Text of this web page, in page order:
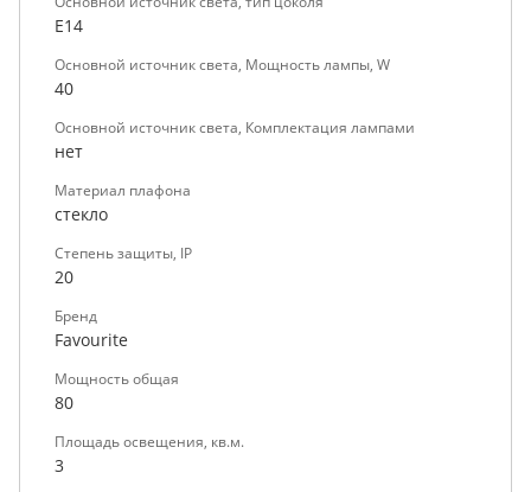
E14
Основной источник света, Мощность лампы, W
40
Основной источник света, Комплектация лампами
нет
Материал плафона
стекло
Степень защиты, IP
20
Бренд
Favourite
Мощность общая
80
Площадь освещения, кв.м.
3